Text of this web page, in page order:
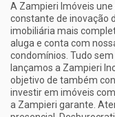
A Zampieri Imóveis
constante de inovação
imobiliária mais
aluga e conta com
condomínios. Tudo
lançamos a Zampieri
objetivo de também
investir em imóveis
a Zampieri garante.